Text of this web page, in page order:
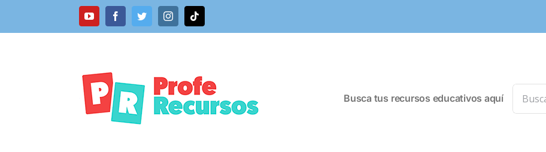
YouTubeFacebookTwitterInstagramTiktok
Busca tus recursos educativos aquí